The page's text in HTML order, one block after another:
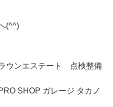
(^^)
ウンエステート 点検整備
SHOP ガレージ タカノ